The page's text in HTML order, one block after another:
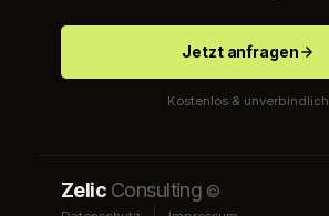
Jetzt anfragen
Kostenlos & unverbindlich
Zelic Consulting ©